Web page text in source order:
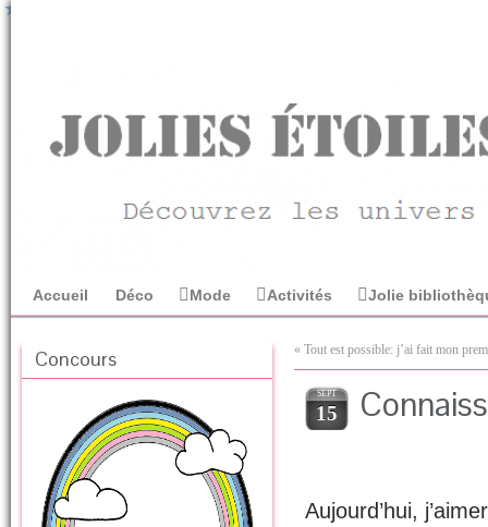
Accueil Déco Mode Activités Jolie
Concours « Tout est possible: j’ai fait mon
SEPT
15
Aujourd’hui,